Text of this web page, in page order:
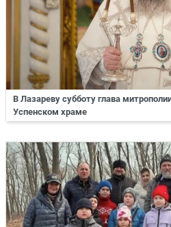
В Лазареву субботу глава
Успенском храме